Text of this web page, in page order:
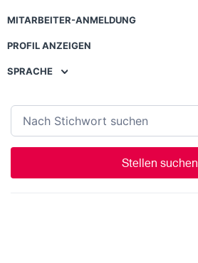
SPRACHE
PROFIL ANZEIGEN
MITARBEITER-ANMELDUNG
Stellen suchen